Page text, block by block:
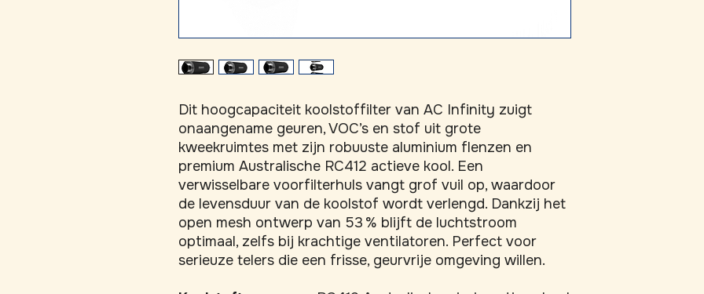
Dit hoogcapaciteit koolstoffilter van AC Infinity zuigt
onaangename geuren, VOC’s en stof uit grote
kweekruimtes met zijn robuuste aluminium flenzen en
premium Australische RC412 actieve kool. Een
verwisselbare voorfilterhuls vangt grof vuil op, waardoor
de levensduur van de koolstof wordt verlengd. Dankzij het
open mesh ontwerp van 53 % blijft de luchtstroom
optimaal, zelfs bij krachtige ventilatoren. Perfect voor
serieuze telers die een frisse, geurvrije omgeving willen.